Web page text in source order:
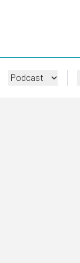
Podcast